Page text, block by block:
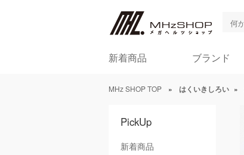
新着商品 ブランド
MHz SHOP TOP » はくいきしろい »
PickUp
新着商品